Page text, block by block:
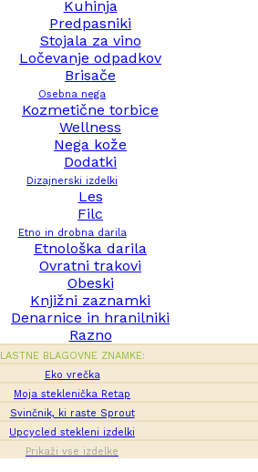
Kuhinja
Predpasniki
Stojala za vino
Ločevanje odpadkov
Brisače
Osebna nega
Kozmetične torbice
Wellness
Nega kože
Dodatki
Dizajnerski izdelki
Les
Filc
Etno in drobna darila
Etnološka darila
Ovratni trakovi
Obeski
Knjižni zaznamki
Denarnice in hranilniki
Razno
LASTNE BLAGOVNE ZNAMKE:
Eko vrečka
Moja steklenička Retap
Svinčnik, ki raste Sprout
Upcycled stekleni izdelki
Prikaži vse izdelke